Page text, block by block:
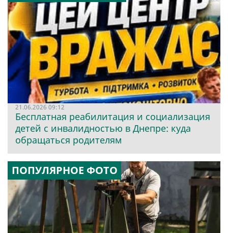
21.06.2026 09:12
Бесплатная реабилитация и социализация
детей с инвалидностью в Днепре: куда
обращаться родителям
ПОПУЛЯРНОЕ ФОТО